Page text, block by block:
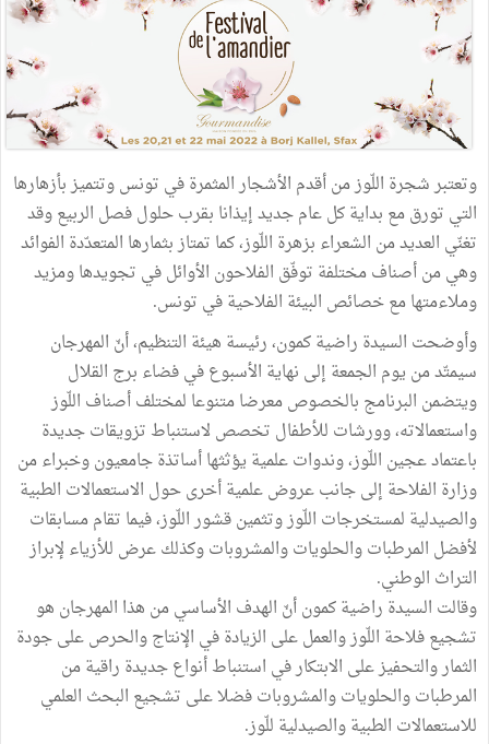
وتعتبر شجرة اللّوز من أقدم الأشجار المثمرة في تونس وتتميز بأزهارها
التي تورق مع بداية كل عام جديد إيذانا بقرب حلول فصل الربيع وقد
تغنّي العديد من الشعراء بزهرة اللّوز، كما تمتاز بثمارها المتعدّدة الفوائد
وهي من أصناف مختلفة توفّق الفلاحون الأوائل في تجويدها ومزيد
وملاءمتها مع خصائص البيئة الفلاحية في تونس.
وأوضحت السيدة راضية كمون، رئيسة هيئة التنظيم، أنّ المهرجان
سيمتّد من يوم الجمعة إلى نهاية الأسبوع في فضاء برج القلال
ويتضمن البرنامج بالخصوص معرضا متنوعا لمختلف أصناف اللّوز
واستعمالاته، وورشات للأطفال تخصص لاستنباط تزويقات جديدة
باعتماد عجين اللّوز، وندوات علمية يؤثثها أساتذة جامعيون وخبراء من
وزارة الفلاحة إلى جانب عروض علمية أخرى حول الاستعمالات الطبية
والصيدلية لمستخرجات اللّوز وتثمين قشور اللّوز، فيما تقام مسابقات
لأفضل المرطبات والحلويات والمشروبات وكذلك عرض للأزياء لإبراز
التراث الوطني.
وقالت السيدة راضية كمون أنّ الهدف الأساسي من هذا المهرجان هو
تشجيع فلاحة اللّوز والعمل على الزيادة في الإنتاج والحرص على جودة
الثمار والتحفيز على الابتكار في استنباط أنواع جديدة راقية من
المرطبات والحلويات والمشروبات فضلا على تشجيع البحث العلمي
للاستعمالات الطبية والصيدلية للّوز.